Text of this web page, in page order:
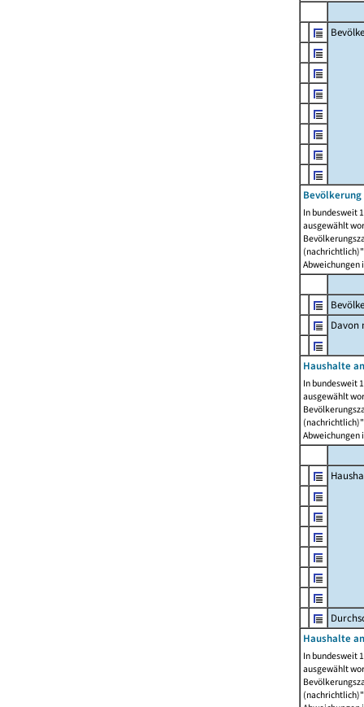
In bundesweit
ausgewählt
Abweichungen
Davon
Haushalte
In bundesweit
ausgewählt
Abweichungen
Haushalte
In bundesweit
ausgewählt